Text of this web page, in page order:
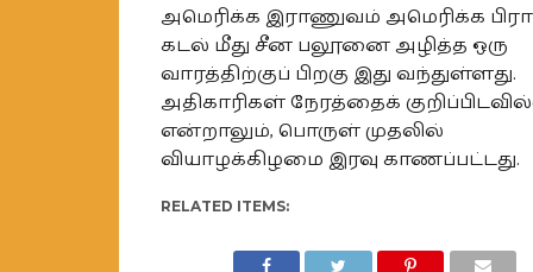
அமெரிக்க இராணுவம் அமெரிக்க
கடல் மீது சீன பலூனை அழித்த ஒரு
வாரத்திற்குப் பிறகு இது வந்துள்ளது.
அதிகாரிகள் நேரத்தைக்
என்றாலும், பொருள் முதலில்
வியாழக்கிழமை இரவு காணப்பட்டது.
RELATED ITEMS: